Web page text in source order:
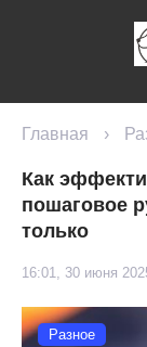
Главная ›
Как
пошаговое
только
16:01, 30 июня
Разное